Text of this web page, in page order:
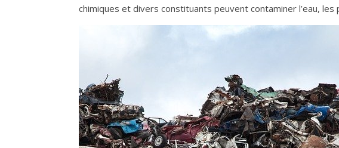
chimiques et divers constituants peuvent contaminer l’eau,